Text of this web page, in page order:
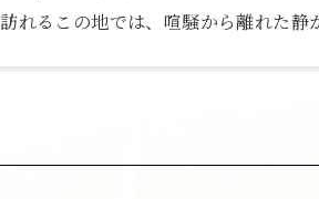
宿泊約款・特定
れるこの地では、喧騒から離れた静